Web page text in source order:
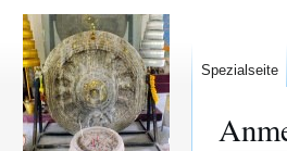
Spezialseite